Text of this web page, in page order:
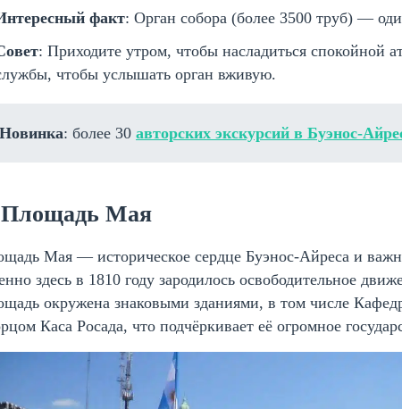
факт: Орган собора (более 3500 труб) —
: Приходите утром, чтобы насладиться спокойной
чтобы услышать орган вживую.
Новинка: более 30 авторских экскурсий в Буэнос-
Площадь Мая
Мая — историческое сердце Буэнос-Айреса и
здесь в 1810 году зародилось освободительное
окружена знаковыми зданиями, в том числе
Каса Росада, что подчёркивает её огромное